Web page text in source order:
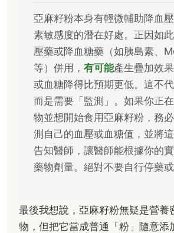
亞麻籽粉本身有輕微輔助降血
素敏感度的潛在好處。正因如
壓藥或降血糖藥（如胰島素、
等）併用， 有可能產生疊加效
或血糖降得比預期更低。這不代
而是需要「監測」。如果你正
物並想開始食用亞麻籽粉，務
測自己的血壓或血糖值，並將
告知醫師，讓醫師能根據你的
藥物劑量。絕對不要自行停藥或
最後我想說，亞麻籽粉無疑是營養
物，但把它當成普通「粉」隨意添